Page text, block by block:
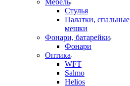
Мебель
Стулья
Палатки, спальные
мешки
Фонари, батарейки
Фонари
Оптика
WFT
Salmo
Helios